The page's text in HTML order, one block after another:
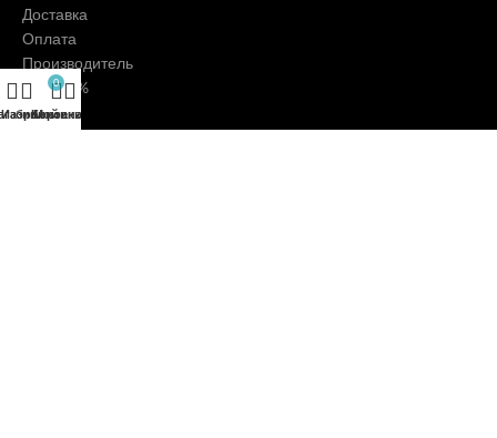
Доставка
Оплата
Производитель
Скидки %
Избранное
0
Корзина
Мой аккаунт